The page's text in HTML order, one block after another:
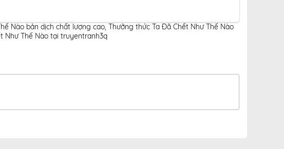
Nào bản dịch chất lượng cao, Thưởng thức Ta Đã Chết Như Thế Nào
Như Thế Nào tại truyentranh3q